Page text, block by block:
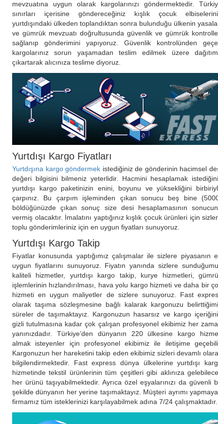
mevzuatına uygun olarak kargolarınızı göndermektedir.
sınırları içerisine göndereceğiniz kışlık çocuk
yurtdışındaki ülkeden toplandıktan sonra bulunduğu ülkenin
ve gümrük mevzuatı doğrultusunda güvenlik ve gümrük
sağlanıp gönderimini yapıyoruz. Güvenlik kontrolünden
kargolarınız sorun yaşamadan teslim edilmek üzere
çıkartarak alıcınıza teslime diyoruz.
Yurtdışı Kargo Fiyatları
Yurtdışına kargo göndermek istediğiniz de gönderinin hacimsel
değeri bilgisini bilmeniz yeterlidir. Hacmini hesaplamak
yurtdışı kargo paketinizin enini, boyunu ve yüksekliğini
çarpınız. Bu çarpım işleminden çıkan sonucu beş bine
böldüğünüzde çıkan sonuç size desi hesaplamasının
vermiş olacaktır. İmalatını yaptığınız kışlık çocuk ürünleri için
toplu gönderimleriniz için en uygun fiyatları sunuyoruz.
Yurtdışı Kargo Takip
Fiyatlar konusunda yaptığımız çalışmalar ile sizlere piyasanın
uygun fiyatlarını sunuyoruz. Fiyatın yanında sizlere
kaliteli hizmetler, yurtdışı kargo takip, kurye hizmetleri,
işlemlerinin hızlandırılması, hava yolu kargo hizmeti ve daha bir
hizmeti en uygun maliyetler de sizlere sunuyoruz. Fast
olarak taşıma sözleşmesine bağlı kalarak kargonuzu
süreler de taşımaktayız. Kargonuzun hasarsız ve kargo
gizli tutulmasına kadar çok çalışan profesyonel ekibimiz her
yanınızdadır. Türkiye’den dünyanın 220 ülkesine kargo
almak isteyenler için profesyonel ekibimiz ile iletişime
Kargonuzun her hareketini takip eden ekibimiz sizleri devamlı
bilgilendirmektedir. Fast express dünya ülkelerine yurtdışı
hizmetinde tekstil ürünlerinin tüm çeşitleri gibi aklınıza
her ürünü taşıyabilmektedir. Ayrıca özel eşyalarınızı da güvenli
şekilde dünyanın her yerine taşımaktayız. Müşteri ayrımı
firmamız tüm isteklerinizi karşılayabilmek adına 7/24 çalışmaktadır.